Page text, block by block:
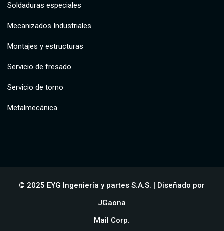
Soldaduras especiales
Mecanizados Industriales
Montajes y estructuras
Servicio de fresado
Servicio de torno
Metalmecánica
© 2025 EYG Ingeniería y partes S.A.S. | Diseñado por
JGaona
Mail Corp.